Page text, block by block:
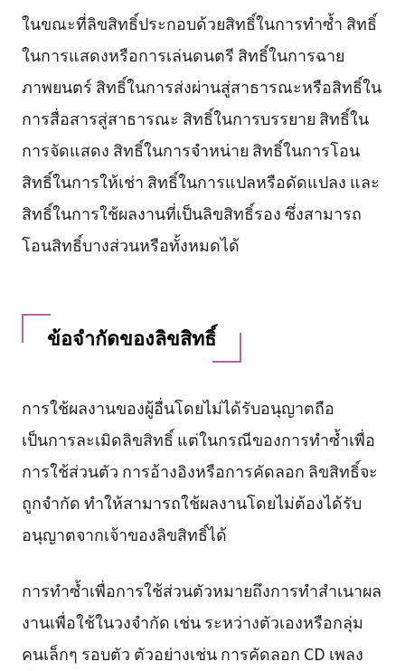
ในขณะที่ลิขสิทธิ์ประกอบด้วยสิทธิ์ในการทำซ้ำ สิทธิ์
ในการแสดงหรือการเล่นดนตรี สิทธิ์ในการฉาย
ภาพยนตร์ สิทธิ์ในการส่งผ่านสู่สาธารณะหรือสิทธิ์ใน
การสื่อสารสู่สาธารณะ สิทธิ์ในการบรรยาย สิทธิ์ใน
การจัดแสดง สิทธิ์ในการจำหน่าย สิทธิ์ในการโอน
สิทธิ์ในการให้เช่า สิทธิ์ในการแปลหรือดัดแปลง และ
สิทธิ์ในการใช้ผลงานที่เป็นลิขสิทธิ์รอง ซึ่งสามารถ
โอนสิทธิ์บางส่วนหรือทั้งหมดได้
ข้อจำกัดของลิขสิทธิ์
การใช้ผลงานของผู้อื่นโดยไม่ได้รับอนุญาตถือ
เป็นการละเมิดลิขสิทธิ์ แต่ในกรณีของการทำซ้ำเพื่อ
การใช้ส่วนตัว การอ้างอิงหรือการคัดลอก ลิขสิทธิ์จะ
ถูกจำกัด ทำให้สามารถใช้ผลงานโดยไม่ต้องได้รับ
อนุญาตจากเจ้าของลิขสิทธิ์ได้
การทำซ้ำเพื่อการใช้ส่วนตัวหมายถึงการทำสำเนาผล
งานเพื่อใช้ในวงจำกัด เช่น ระหว่างตัวเองหรือกลุ่ม
คนเล็กๆ รอบตัว ตัวอย่างเช่น การคัดลอก CD เพลง